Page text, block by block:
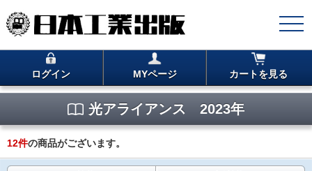
ログイン MYページ カートを見る
光アライアンス 2023年
12件の商品がございます。